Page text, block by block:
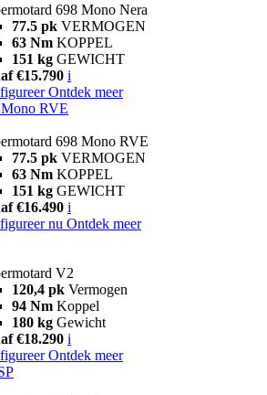
698 Mono Nera
77.5 pk VERMOGEN
63 Nm KOPPEL
151 kg GEWICHT
€15.790 i
Ontdek meer
RVE
698 Mono RVE
77.5 pk VERMOGEN
63 Nm KOPPEL
151 kg GEWICHT
€16.490 i
nu Ontdek meer
V2
120,4 pk Vermogen
94 Nm Koppel
180 kg Gewicht
€18.290 i
Ontdek meer